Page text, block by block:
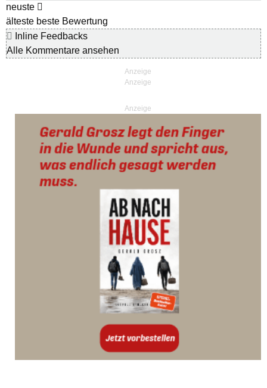
neuste
älteste beste Bewertung
Inline Feedbacks
Alle Kommentare ansehen
Anzeige